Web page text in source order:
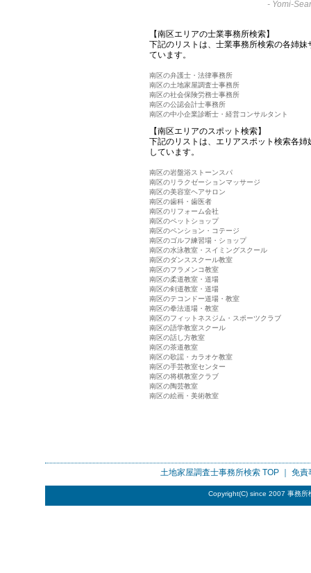
- Yomi-
【南区エリアの士業事務所検索】
下記のリストは、士業事務所検索の各姉
ています。
南区の弁護士・法律事務所
南区の土地家屋調査士事務所
南区の社会保険労務士事務所
南区の公認会計士事務所
南区の中小企業診断士・経営コンサルタント
【南区エリアのスポット検索】
下記のリストは、エリアスポット検索各
しています。
南区の岩盤浴ストーンスパ
南区のリラクゼーションマッサージ
南区の美容室ヘアサロン
南区の歯科・歯医者
南区のリフォーム会社
南区のペットショップ
南区のペンション・コテージ
南区のゴルフ練習場・ショップ
南区の水泳教室・スイミングスクール
南区のダンススクール教室
南区のフラメンコ教室
南区の柔道教室・道場
南区の剣道教室・道場
南区のテコンドー道場・教室
南区の拳法道場・教室
南区のフィットネスジム・スポーツクラブ
南区の語学教室スクール
南区の話し方教室
南区の茶道教室
南区の歌謡・カラオケ教室
南区の手芸教室センター
南区の将棋教室クラブ
南区の陶芸教室
南区の絵画・美術教室
土地家屋調査士事務所検索TOP ｜ 免責
Copyright(C) since 2007 事務所